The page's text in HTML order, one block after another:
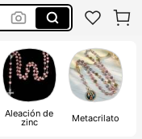
Aleación de
zinc Metacrilato